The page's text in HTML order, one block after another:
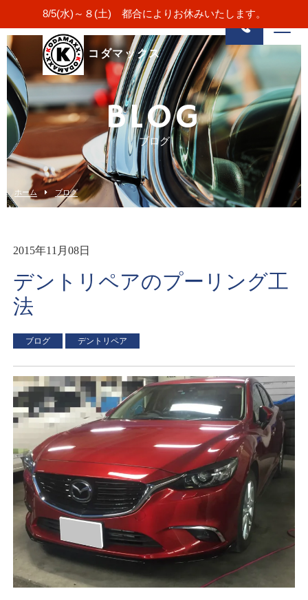
8/5(水)～８(土) 都合によりお休みいたします。
コダマックス
BLOG
ブログ
ホーム ブログ
2015年11月08日
デントリペアのプーリング工
法
ブログ デントリペア